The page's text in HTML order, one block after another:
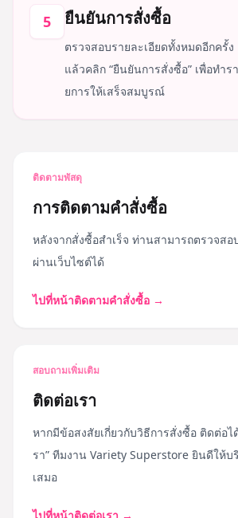
5 ยืนยันการสั่งซื้อ
ตรวจสอบรายละเอียดทั้งหมดอีกครั้ง
แล้วคลิก “ยืนยันการสั่งซื้อ” เพื่อทำรา
ยการให้เสร็จสมบูรณ์
ติดตามพัสดุ
การติดตามคำสั่งซื้อ
หลังจากสั่งซื้อสำเร็จ ท่านสามารถตรวจสอ
ผ่านเว็บไซต์ได้
ไปที่หน้าติดตามคำสั่งซื้อ →
สอบถามเพิ่มเติม
ติดต่อเรา
หากมีข้อสงสัยเกี่ยวกับวิธีการสั่งซื้อ ติดต่อไ
รา” ทีมงาน Variety Superstore ยินดีให้
เสมอ